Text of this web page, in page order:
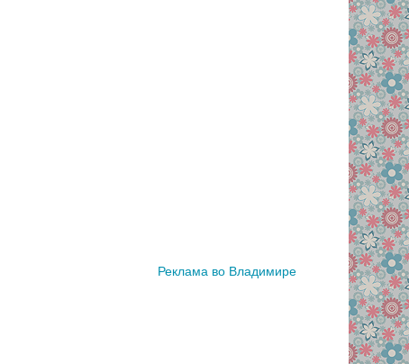
Реклама во Владимире